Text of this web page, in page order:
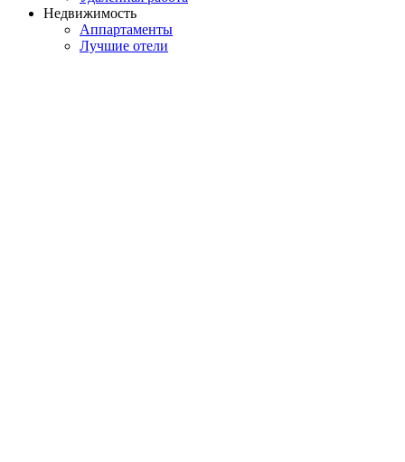
Недвижимость
Аппартаменты
Лучшие отели